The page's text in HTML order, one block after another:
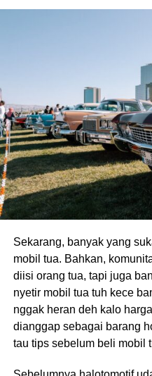
Sekarang, banyak yang
mobil tua. Bahkan,
diisi orang tua, tapi juga
nyetir mobil tua tuh kece
nggak heran deh kalo
dianggap sebagai barang
tau tips sebelum beli mobil